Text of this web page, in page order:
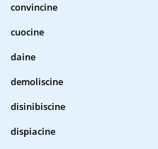
convincine
cuocine
daine
demoliscine
disinibiscine
dispiacine